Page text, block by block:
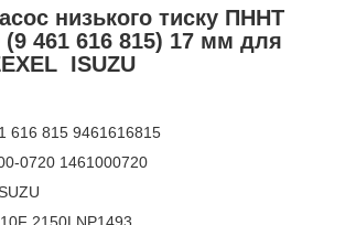
низького тиску ПННТ
(9 461 616 815) 17 мм для
ISUZU
616 815 9461616815
0720 1461000720